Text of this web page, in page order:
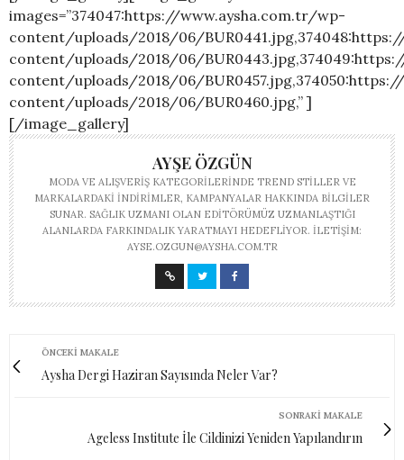
images=”374047:https://www.aysha.com.tr/wp-
content/uploads/2018/06/
content/uploads/2018/06/
content/uploads/2018/06/
content/uploads/2018/06/BUR0460.jpg,” ]
[/image_gallery]
AYŞE ÖZGÜN
MODA VE ALIŞVERIŞ KATEGORILERINDE TREND STILLER VE
MARKALARDAKI INDIRIMLER, KAMPANYALAR HAKKINDA BILGILER
SUNAR. SAĞLIK UZMANI OLAN EDITÖRÜMÜZ UZMANLAŞTIĞI
ALANLARDA FARKINDALIK YARATMAYI HEDEFLIYOR. İLETIŞIM:
AYSE.OZGUN@AYSHA.COM.TR
ÖNCEKI MAKALE
Aysha Dergi Haziran Sayısında Neler Var?
SONRAKI MAKALE
Ageless Institute İle Cildinizi Yeniden Yapılandırın